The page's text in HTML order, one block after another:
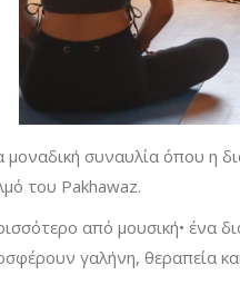
μοναδική συναυλία όπου η
του Pakhawaz.
από μουσική• ένα
γαλήνη, θεραπεία